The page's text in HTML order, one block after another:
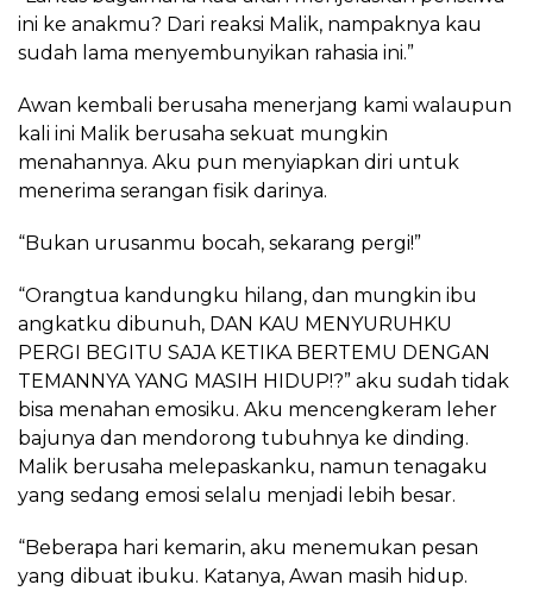
ini ke anakmu? Dari reaksi Malik, nampaknya kau
sudah lama menyembunyikan rahasia ini.”
Awan kembali berusaha menerjang kami walaupun
kali ini Malik berusaha sekuat mungkin
menahannya. Aku pun menyiapkan diri untuk
menerima serangan fisik darinya.
“Bukan urusanmu bocah, sekarang pergi!”
“Orangtua kandungku hilang, dan mungkin ibu
angkatku dibunuh, DAN KAU MENYURUHKU
PERGI BEGITU SAJA KETIKA BERTEMU DENGAN
TEMANNYA YANG MASIH HIDUP!?” aku sudah tidak
bisa menahan emosiku. Aku mencengkeram leher
bajunya dan mendorong tubuhnya ke dinding.
Malik berusaha melepaskanku, namun tenagaku
yang sedang emosi selalu menjadi lebih besar.
“Beberapa hari kemarin, aku menemukan pesan
yang dibuat ibuku. Katanya, Awan masih hidup.